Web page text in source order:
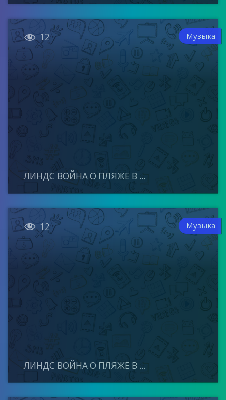
 12 Музыка
ЛИНДС ВОЙНА О ПЛЯЖЕ В ...
 12 Музыка
ЛИНДС ВОЙНА О ПЛЯЖЕ В ...